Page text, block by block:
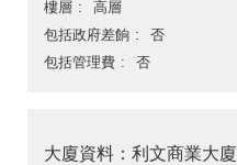
樓層
高層
包括政府差餉
否
包括管理費
否
大廈資料：利文商業大廈